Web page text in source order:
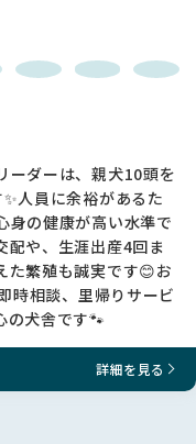
ーダーは、親犬10頭を
人員に余裕があるた
身の健康が高い水準で
配や、生涯出産4回ま
た繁殖も誠実です😊お
時相談、里帰りサービ
の犬舎です🐾
詳細を見る